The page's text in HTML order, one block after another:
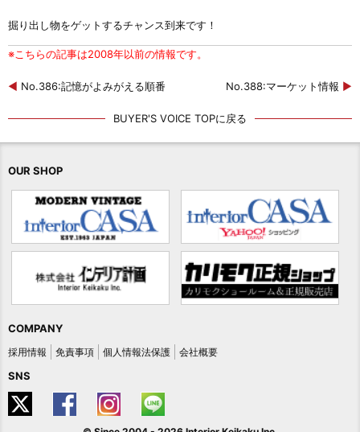
掘り出し物をゲットするチャンス到来です！
※こちらの記事は2008年以前の情報です。
◀ No.386:記憶がよみがえる順番 No.388:マーケット情報 ▶
BUYER'S VOICE TOPに戻る
OUR SHOP
COMPANY
採用情報 免責事項 個人情報法保護 会社概要
SNS